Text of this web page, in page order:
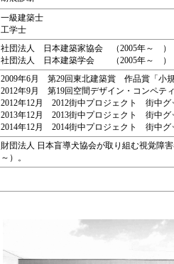
一級建築士
工学士
社団法人 日本建築家協会 （2005年～ ）
社団法人 日本建築学会 （2005年～ ）
2009年6月 第29回東北建築賞 作品賞「小
2012年9月 第19回空間デザイン・コンペ
2012年12月 2012街中プロジェクト 街中
2013年12月 2013街中プロジェクト 街中
2014年12月 2014街中プロジェクト 街中
財団法人 日本盲導犬協会が取り組む視覚障
～）。